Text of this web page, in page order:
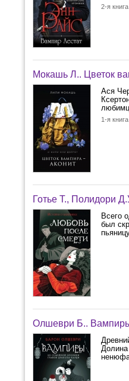
2-я
Мокашь Л.. Цветок
Ася
1-я
Готье Т., Полидори
Всего
был
Олшеври Б..